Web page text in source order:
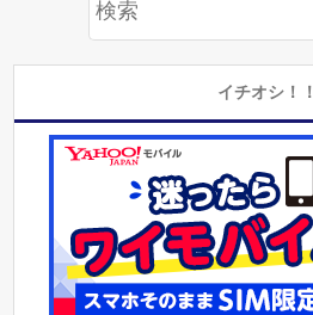
イチオシ！！